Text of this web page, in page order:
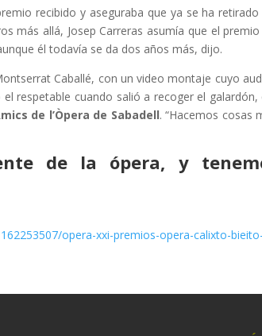
recibido y aseguraba que ya se ha
más allá, Josep Carreras asumía que el
él todavía se da dos años más, dijo.
Caballé, con un video montaje cuyo
respetable cuando salió a recoger el
de l’Òpera de Sabadell. “Hacemos cosas
de la ópera, y
opera-xxi-premios-opera-calixto-